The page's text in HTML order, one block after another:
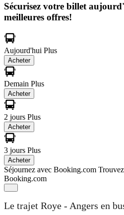
Sécurisez votre billet
meilleures offres!
Aujourd'hui Plus
Acheter
Demain Plus
Acheter
2 jours Plus
Acheter
3 jours Plus
Acheter
Séjournez avec Booking.com
Booking.com
Le trajet Roye - Angers en